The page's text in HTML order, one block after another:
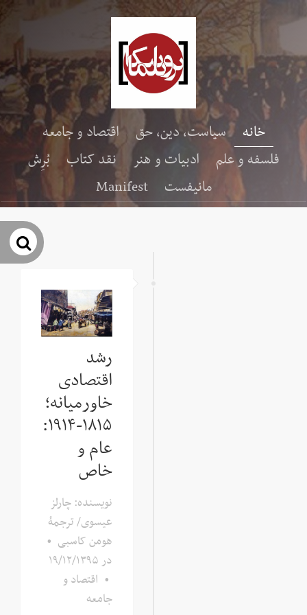
خانه سیاست، دین، حق
اقتصاد و جامعه
فلسفه و علم
ادبیات و هنر نقد کتاب
بُرِش
مانیفست
Manifest
رشد
اقتصادی
خاورمیانه؛
۱۸۱۵-۱۹۱۴:
عام و
خاص
نویسنده: چارلز
عیسوی/ ترجمۀ
هومن کاسبی •
در۱۹/۱۲/۱۳۹۵
• اقتصاد و
جامعه